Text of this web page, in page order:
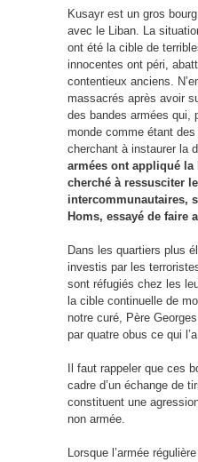
Kusayr est un gros
avec le Liban. La
ont été la cible de
innocentes ont péri,
contentieux anciens.
massacrés après avoir
des bandes armées qui,
monde comme étant
cherchant à instaurer la
armées ont appliqué
cherché à ressusciter
intercommunautaires,
Homs, essayé de faire
Dans les quartiers plus
investis par les
sont réfugiés chez les
la cible continuelle de
notre curé, Père
par quatre obus ce qui
Il faut rappeler que ces
cadre d’un échange de
constituent une
non armée.
Lorsque l’armée